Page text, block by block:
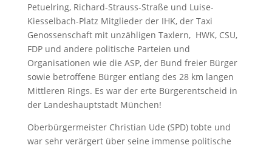
Petuelring, Richard-Strauss-Straße und Luise-
Kiesselbach-Platz Mitglieder der IHK, der Taxi
Genossenschaft mit unzähligen Taxlern, HWK, CSU,
FDP und andere politische Parteien und
Organisationen wie die ASP, der Bund freier Bürger
sowie betroffene Bürger entlang des 28 km langen
Mittleren Rings. Es war der erte Bürgerentscheid in
der Landeshauptstadt München!
Oberbürgermeister Christian Ude (SPD) tobte und
war sehr verärgert über seine immense politische